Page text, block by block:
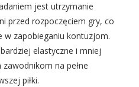
jest utrzymanie
przed rozpoczęciem gry, co
w zapobieganiu kontuzjom.
elastyczne i mniej
na pełne
piłki.